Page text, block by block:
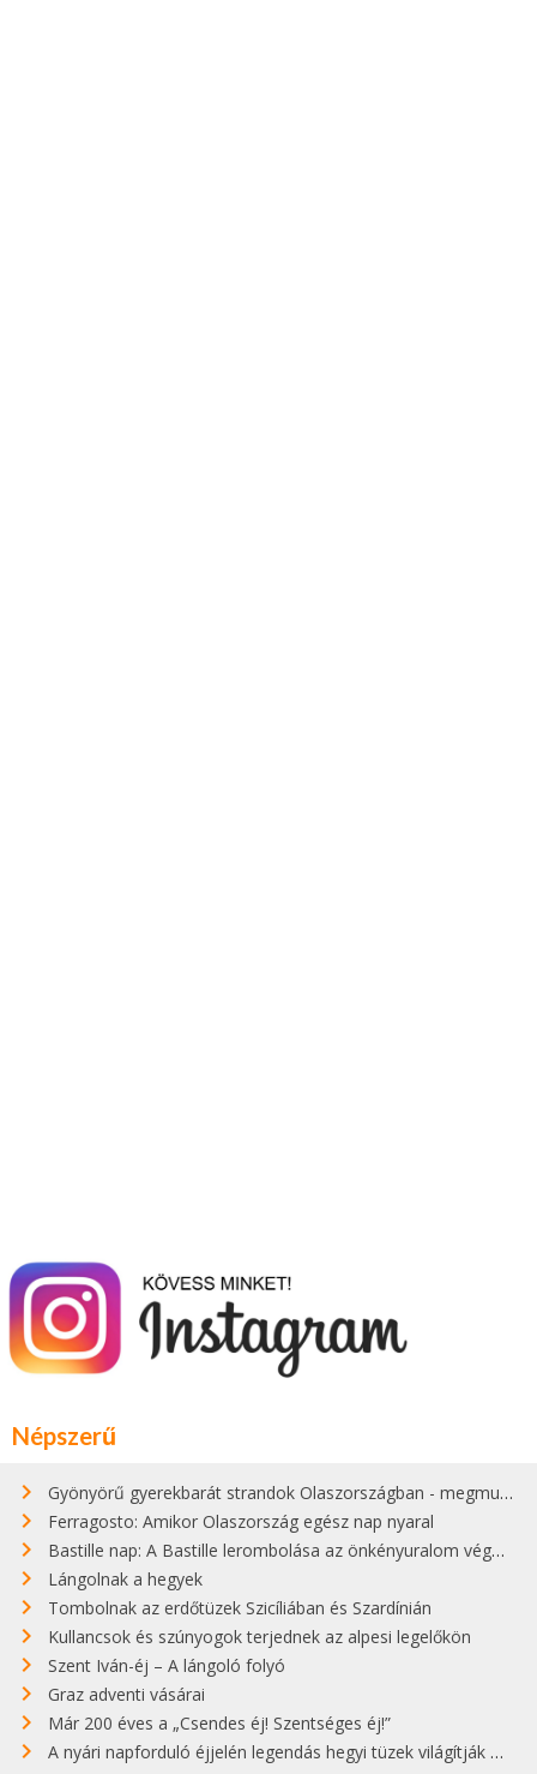
Népszerű
Gyönyörű gyerekbarát strandok Olaszországban - megmutatjuk a 15 legjobbat
Ferragosto: Amikor Olaszország egész nap nyaral
Bastille nap: A Bastille lerombolása az önkényuralom végét jelentette
Lángolnak a hegyek
Tombolnak az erdőtüzek Szicíliában és Szardínián
Kullancsok és szúnyogok terjednek az alpesi legelőkön
Szent Iván-éj – A lángoló folyó
Graz adventi vásárai
Már 200 éves a „Csendes éj! Szentséges éj!”
A nyári napforduló éjjelén legendás hegyi tüzek világítják meg Zugspitzét